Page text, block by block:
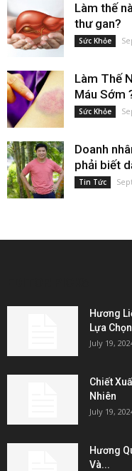
Làm thế
thư gan?
Sức Khỏe
Làm Thế
Máu Sớm
Sức Khỏe
Doanh
phải biết
Tin Tức
Hương
Lựa
July 19,
Chiết
Nhiên
July 19,
Hương
Và...